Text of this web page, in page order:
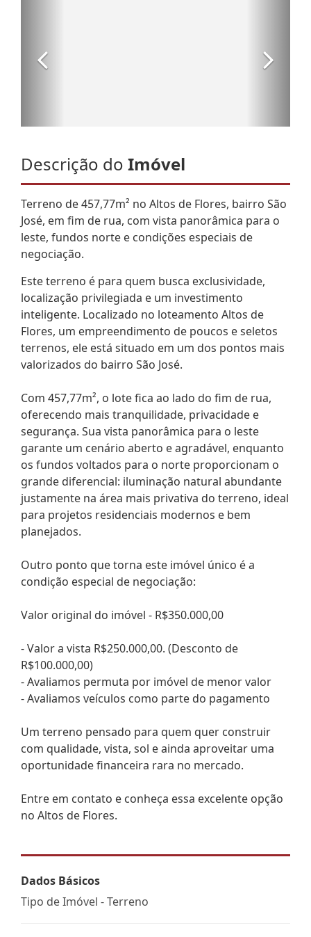
Descrição do Imóvel
Terreno de 457,77m² no Altos de Flores, bairro São
José, em fim de rua, com vista panorâmica para o
leste, fundos norte e condições especiais de
negociação.
Este terreno é para quem busca exclusividade,
localização privilegiada e um investimento
inteligente. Localizado no loteamento Altos de
Flores, um empreendimento de poucos e seletos
terrenos, ele está situado em um dos pontos mais
valorizados do bairro São José.
Com 457,77m², o lote fica ao lado do fim de rua,
oferecendo mais tranquilidade, privacidade e
segurança. Sua vista panorâmica para o leste
garante um cenário aberto e agradável, enquanto
os fundos voltados para o norte proporcionam o
grande diferencial: iluminação natural abundante
justamente na área mais privativa do terreno, ideal
para projetos residenciais modernos e bem
planejados.
Outro ponto que torna este imóvel único é a
condição especial de negociação:
Valor original do imóvel - R$350.000,00
- Valor a vista R$250.000,00. (Desconto de
R$100.000,00)
- Avaliamos permuta por imóvel de menor valor
- Avaliamos veículos como parte do pagamento
Um terreno pensado para quem quer construir
com qualidade, vista, sol e ainda aproveitar uma
oportunidade financeira rara no mercado.
Entre em contato e conheça essa excelente opção
no Altos de Flores.
Dados Básicos
Tipo de Imóvel - Terreno